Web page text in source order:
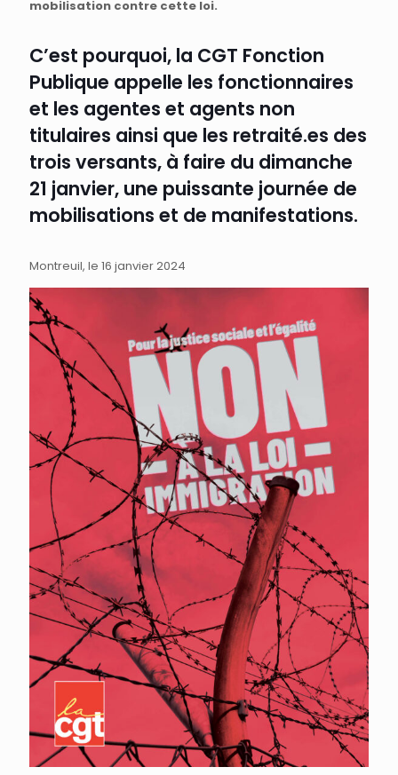
mobilisation contre cette loi.
C’est pourquoi, la CGT Fonction
Publique appelle les fonctionnaires
et les agentes et agents non
titulaires ainsi que les retraité.es des
trois versants, à faire du dimanche
21 janvier, une puissante journée de
mobilisations et de manifestations.
Montreuil, le 16 janvier 2024